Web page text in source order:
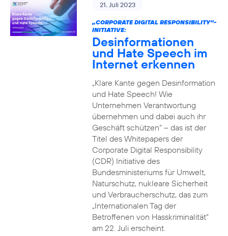
21. Juli 2023
„CORPORATE DIGITAL RESPONSIBILITY“-
INITIATIVE:
Desinformationen
und Hate Speech im
Internet erkennen
„Klare Kante gegen Desinformation
und Hate Speech! Wie
Unternehmen Verantwortung
übernehmen und dabei auch ihr
Geschäft schützen“ – das ist der
Titel des Whitepapers der
Corporate Digital Responsibility
(CDR) Initiative des
Bundesministeriums für Umwelt,
Naturschutz, nukleare Sicherheit
und Verbraucherschutz, das zum
„Internationalen Tag der
Betroffenen von Hasskriminalität“
am 22. Juli erscheint.